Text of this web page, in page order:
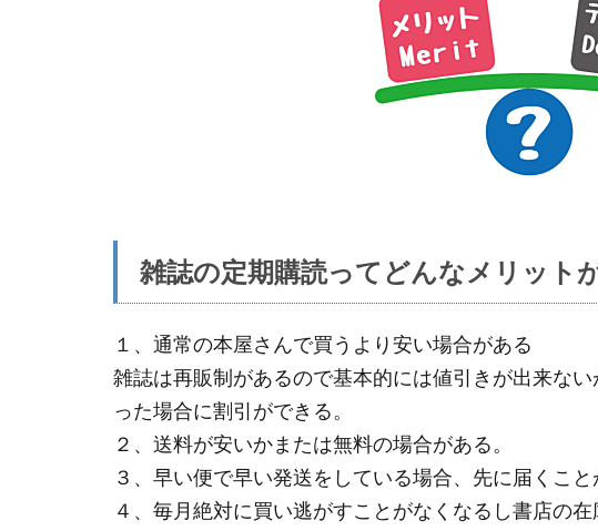
雑誌の定期購読ってどんなメリット
１、通常の本屋さんで買うより安い場合がある
雑誌は再販制があるので基本的には値引きが出来な
った場合に割引ができる。
２、送料が安いかまたは無料の場合がある。
３、早い便で早い発送をしている場合、先に届くこと
４、毎月絶対に買い逃がすことがなくなるし書店の在